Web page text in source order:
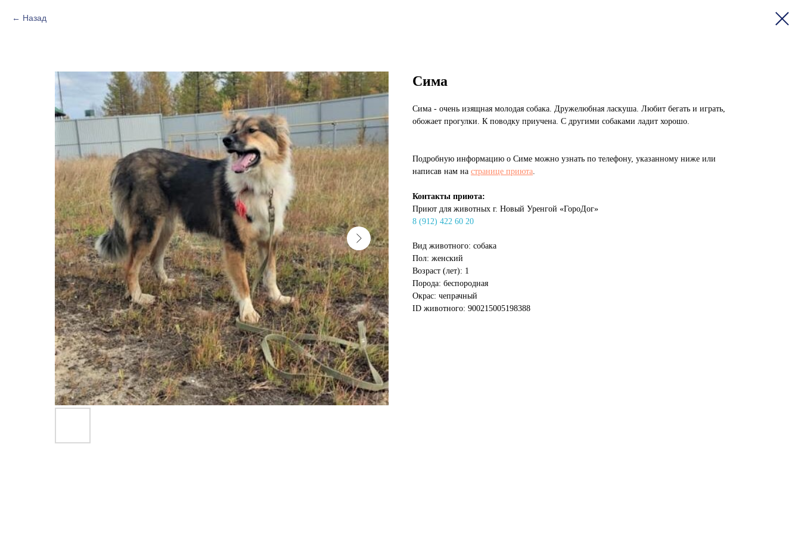
Назад
Сима
Сима - очень изящная молодая собака. Дружелюбная ласкуша. Любит бегать и играть,
обожает прогулки. К поводку приучена. С другими собаками ладит хорошо.
Подробную информацию о Симе можно узнать по телефону, указанному ниже или
написав нам на странице приюта.
Контакты приюта:
Приют для животных г. Новый Уренгой «ГороДог»
8 (912) 422 60 20
Вид животного: собака
Пол: женский
Возраст (лет): 1
Порода: беспородная
Окрас: чепрачный
ID животного: 900215005198388